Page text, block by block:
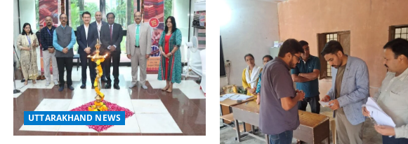
UTTARAKHAND NEWS